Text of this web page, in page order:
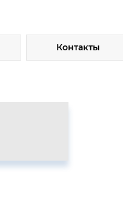
Контакты